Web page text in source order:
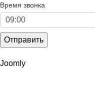
Время звонка
Отправить
Joomly